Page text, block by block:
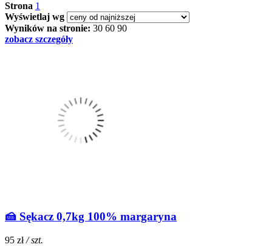
Strona 1
Wyświetlaj wg
Wyników na stronie: 30 60 90
zobacz szczegóły
🍰 Sękacz 0,7kg 100% margaryna
95 zł / szt.